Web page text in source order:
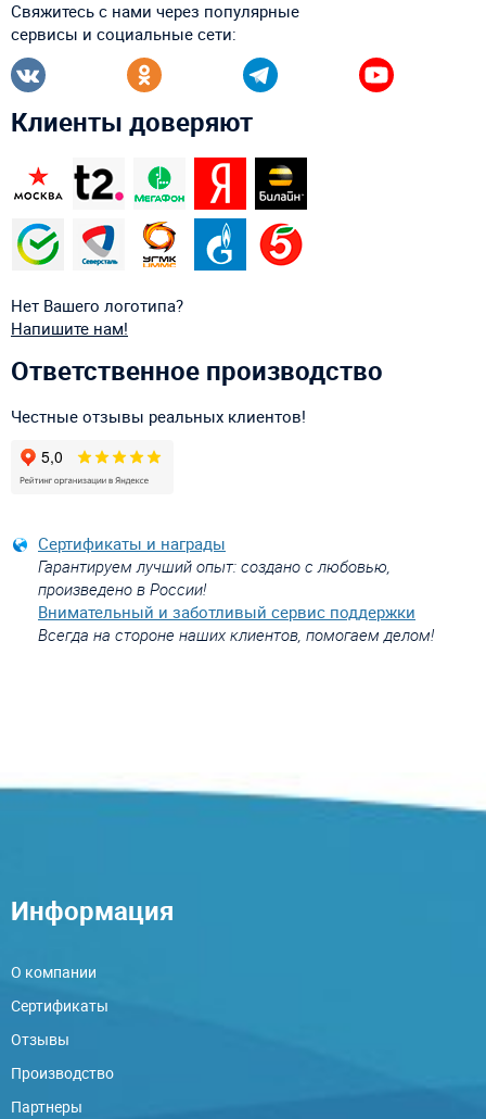
Свяжитесь с нами через популярные
сервисы и социальные сети:
Клиенты доверяют
Нет Вашего логотипа?
Напишите нам!
Ответственное производство
Честные отзывы реальных клиентов!
Сертификаты и награды
Гарантируем лучший опыт: создано с любовью,
произведено в России!
Внимательный и заботливый сервис поддержки
Всегда на стороне наших клиентов, помогаем делом!
Информация
О компании
Сертификаты
Отзывы
Производство
Партнеры